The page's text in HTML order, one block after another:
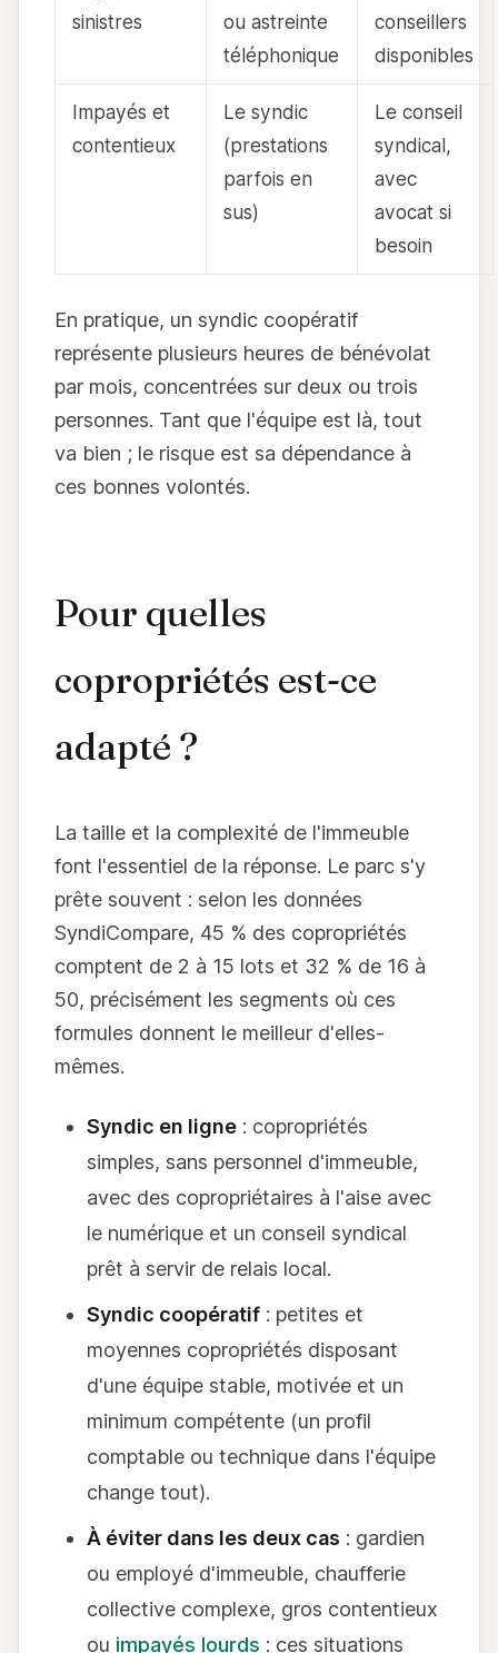
sinistres
ou astreinte
téléphonique
conseillers
disponibles
Impayés et
contentieux
Le syndic
(prestations
parfois en
sus)
Le conseil
syndical,
avec
avocat si
besoin
En pratique, un syndic coopératif
représente plusieurs heures de bénévolat
par mois, concentrées sur deux ou trois
personnes. Tant que l'équipe est là, tout
va bien ; le risque est sa dépendance à
ces bonnes volontés.
Pour quelles
copropriétés est-ce
adapté ?
La taille et la complexité de l'immeuble
font l'essentiel de la réponse. Le parc s'y
prête souvent : selon les données
SyndiCompare, 45 % des copropriétés
comptent de 2 à 15 lots et 32 % de 16 à
50, précisément les segments où ces
formules donnent le meilleur d'elles-
mêmes.
Syndic en ligne : copropriétés
simples, sans personnel d'immeuble,
avec des copropriétaires à l'aise avec
le numérique et un conseil syndical
prêt à servir de relais local.
Syndic coopératif : petites et
moyennes copropriétés disposant
d'une équipe stable, motivée et un
minimum compétente (un profil
comptable ou technique dans l'équipe
change tout).
À éviter dans les deux cas : gardien
ou employé d'immeuble, chaufferie
collective complexe, gros contentieux
ou impayés lourds : ces situations